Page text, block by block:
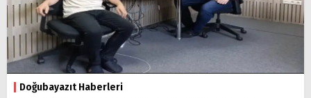
Doğubayazıt Haberleri